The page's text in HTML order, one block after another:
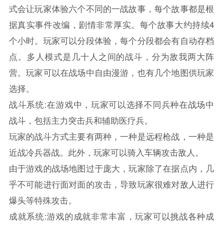
式会让玩家体验六个不同的一战故事，每个故事都是根
据真实事件改编，剧情非常厚实。每个故事大约持续4
个小时。玩家可以分段体验，每个分段都会有自动存档
点。多人模式是几十人之间的战斗，分为敌我两大阵
营。玩家可以在战场中自由漫游，也有几个地图供玩家
选择。
战斗系统:在游戏中，玩家可以选择不同兵种在战场中
战斗，包括主力突击兵和辅助医疗兵。
玩家的战斗方式主要有两种，一种是远程枪战，一种是
近战冷兵器战。此外，玩家可以骑入车辆攻击敌人。
由于游戏的战场地图过于庞大，玩家除了在据点内，几
乎不可能进行面对面的攻击，导致玩家很难对敌人进行
爆头等特殊攻击。
成就系统:游戏的成就非常丰富，玩家可以挑战各种成